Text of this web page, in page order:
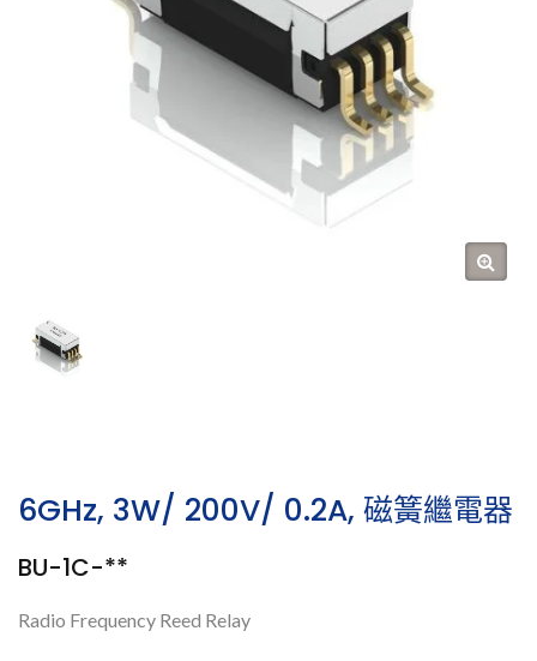
6GHz, 3W/ 200V/ 0.2A, 磁簧繼電器
BU-1C-**
Radio Frequency Reed Relay